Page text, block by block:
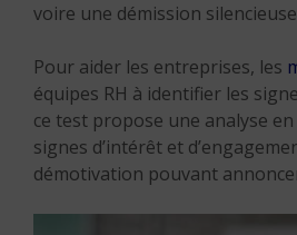
voire une démission
Pour aider les entreprises, les
équipes RH à identifier les
ce test propose une analyse
signes d’intérêt et
démotivation pouvant